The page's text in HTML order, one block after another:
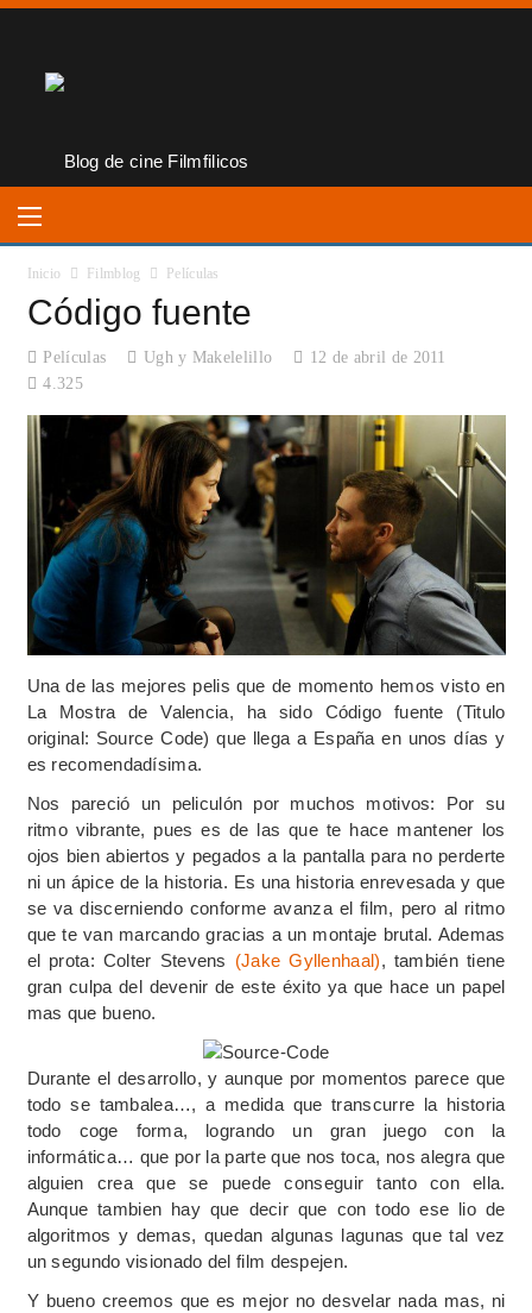
Inicio Filmblog Películas
Código fuente
Películas Ugh y Makelelillo
12 de abril de 2011
4.325
Una de las mejores pelis que de momento hemos visto en
La Mostra de Valencia, ha sido Código fuente (Titulo
original: Source Code) que llega a España en unos días y
es recomendadísima.
Nos pareció un peliculón por muchos motivos: Por su
ritmo vibrante, pues es de las que te hace mantener los
ojos bien abiertos y pegados a la pantalla para no perderte
ni un ápice de la historia. Es una historia enrevesada y que
se va discerniendo conforme avanza el film, pero al ritmo
que te van marcando gracias a un montaje brutal. Ademas
el prota: Colter Stevens (Jake Gyllenhaal), también tiene
gran culpa del devenir de este éxito ya que hace un papel
mas que bueno.
Durante el desarrollo, y aunque por momentos parece que
todo se tambalea…, a medida que transcurre la historia
todo coge forma, logrando un gran juego con la
informática… que por la parte que nos toca, nos alegra que
alguien crea que se puede conseguir tanto con ella.
Aunque tambien hay que decir que con todo ese lio de
algoritmos y demas, quedan algunas lagunas que tal vez
un segundo visionado del film despejen.
Y bueno creemos que es mejor no desvelar nada mas, ni